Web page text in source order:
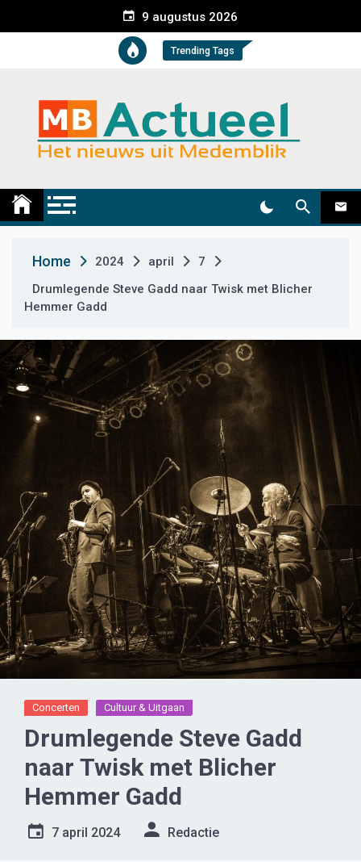
e
t
9 augustus 2026
Trending Tags
Medemblik Actueel
Home 2024 april
7
Drumlegende Steve Gadd naar Twisk met Blicher
Hemmer Gadd
Concerten Cultuur & Uitgaan
Drumlegende Steve Gadd
naar Twisk met Blicher
Hemmer Gadd
7 april 2024 Redactie